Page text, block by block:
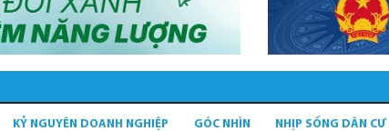
KỶ NGUYÊN DOANH NGHIỆP GÓC NHÌN NHỊP SỐNG DÂN CƯ